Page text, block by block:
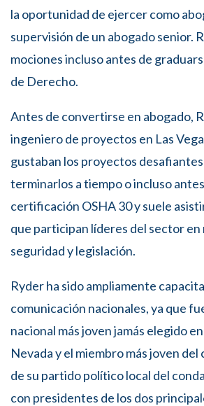
la oportunidad de ejercer como
supervisión de un abogado senior.
mociones incluso antes de
de Derecho.
Antes de convertirse en abogado,
ingeniero de proyectos en Las
gustaban los proyectos desafiantes
terminarlos a tiempo o incluso
certificación OSHA 30 y suele
que participan líderes del sector en
seguridad y legislación.
Ryder ha sido ampliamente
comunicación nacionales, ya que
nacional más joven jamás elegido
Nevada y el miembro más joven
de su partido político local del
con presidentes de los dos